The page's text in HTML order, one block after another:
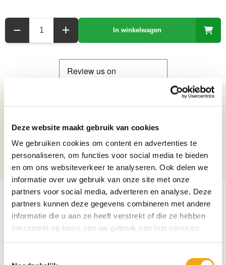
Deze website maakt gebruik van cookies
We gebruiken cookies om content en advertenties te
personaliseren, om functies voor social media te bieden
en om ons websiteverkeer te analyseren. Ook delen we
informatie over uw gebruik van onze site met onze
partners voor social media, adverteren en analyse. Deze
partners kunnen deze gegevens combineren met andere
informatie die u aan ze heeft verstrekt of die ze hebben
verzameld op basis van uw gebruik van hun services.
In winkelwagen
Details over het product
Handgeschilderde Porseleinen Vaas - 63 cm hoog
Netto gewicht: 5.42 kg
Hoogte: 63 cm
Diameter: 29,5 cm